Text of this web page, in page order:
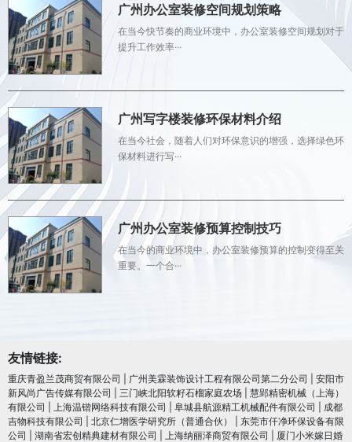
广州办公室装修空间规划策略
在当今快节奏的商业环境中，办公室装修空间规划对于
提升工作效率···
广州写字楼装修环保材料介绍
在当今社会，随着人们对环保意识的增强，选择绿色环
保材料进行写···
广州办公室装修预算控制技巧
在当今的商业环境中，办公室装修预算的控制变得至关
重要。一个合···
友情链接:
重庆青盈兰茂商贸有限公司 广州美霖装饰设计工程有限公司第二分公司
安阳市
新风尚广告传媒有限公司
三门峡北阳软籽石榴家庭农场
慧郢精密机械（上海）
有限公司
上海温锴网络科技有限公司 阜城县航源精工机械配件有限公司
成都
吉物科技有限公司
北京仁增医学研究所（普通合伙）
东莞市仟净环保设备有限
公司
湖南省宏创精典建材有限公司 上海纳丽泽商贸有限公司
厦门小米嫁日婚